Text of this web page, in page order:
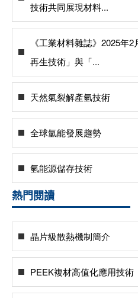
技術共同展現材料...
《工業材料雜誌》2025年
再生技術」與「...
天然氣裂解產氫技術
全球氫能發展趨勢
氫能源儲存技術
熱門閱讀
晶片級散熱機制簡介
PEEK複材高值化應用技術